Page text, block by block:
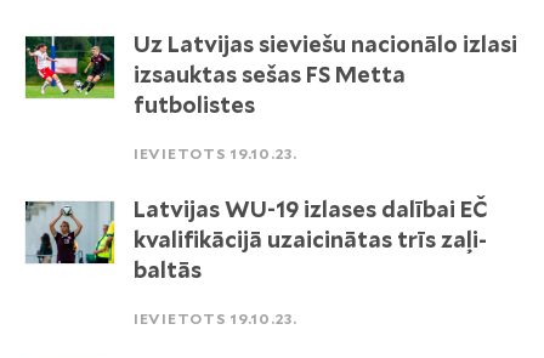
Uz Latvijas sieviešu nacionālo izlasi
izsauktas sešas FS Metta
futbolistes
IEVIETOTS 19.10.23.
Latvijas WU-19 izlases dalībai EČ
kvalifikācijā uzaicinātas trīs zaļi-
baltās
IEVIETOTS 19.10.23.